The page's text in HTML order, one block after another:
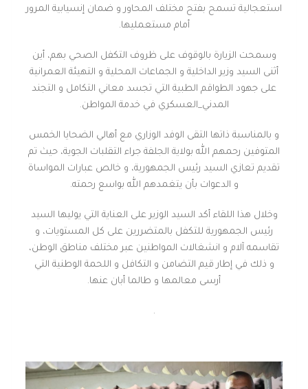
استعجالية تسمح بفتح مختلف المحاور و ضمان إنسيابية المرور
أمام مستعمليها.
وسمحت الزيارة بالوقوف على ظروف التكفل الصحي بهم، أين
أثنى السيد وزير الداخلية و الجماعات المحلية و التهيئة العمرانية
على جهود الطواقم الطبية التي تجسد معاني التكامل و التجند
المدني_العسكري في خدمة المواطن.
و بالمناسبة ذاتها التقى الوفد الوزاري مع أهالي الضحايا الخمس
المتوفين رحمهم الله بولاية الجلفة جراء التقلبات الجوية، حيث تم
تقديم تعازي السيد رئيس الجمهورية، و خالص عبارات المواساة
و الدعوات بأن يتغمدهم الله بواسع رحمته.
وخلال هذا اللقاء أكد السيد الوزير على العناية التي يوليها السيد
رئيس الجمهورية للتكفل بالمتضررين على كل المستويات، و
تقاسمه آلام و انشغالات المواطنين عبر مختلف مناطق الوطن،
و ذلك في إطار قيم التضامن و التكافل و اللحمة الوطنية التي
أرسى معالمها و طالما أبان عنها.
.